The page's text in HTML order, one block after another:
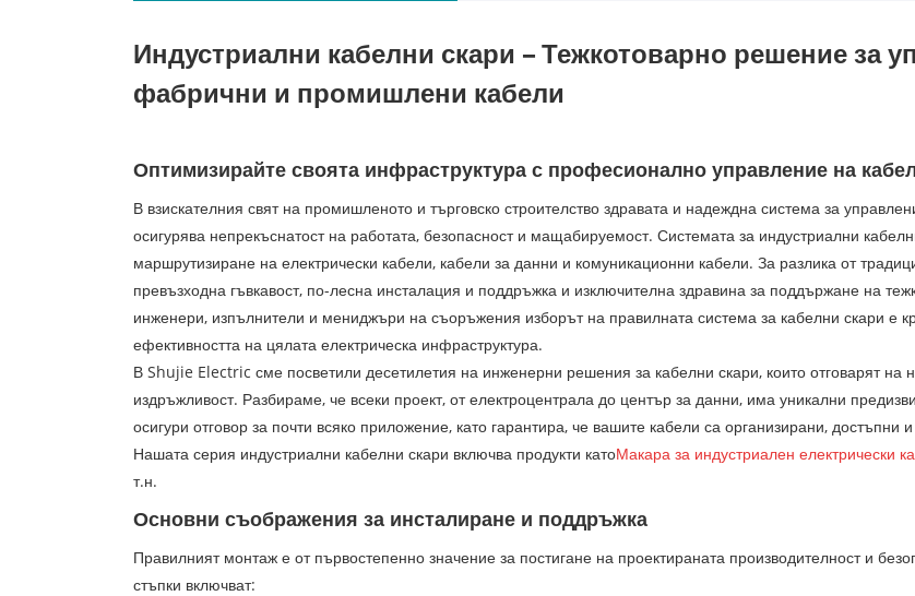
Индустриални кабелни скари – Тежкотоварно решение за
фабрични и промишлени кабели
Оптимизирайте своята инфраструктура с професионално управление на
В взискателния свят на промишленото и търговско строителство здравата и надеждна система за
осигурява непрекъснатост на работата, безопасност и мащабируемост. Системата за индустриални
маршрутизиране на електрически кабели, кабели за данни и комуникационни кабели. За разлика от
превъзходна гъвкавост, по-лесна инсталация и поддръжка и изключителна здравина за поддържане на
инженери, изпълнители и мениджъри на съоръжения изборът на правилната система за кабелни скари е
ефективността на цялата електрическа инфраструктура.
В Shujie Electric сме посветили десетилетия на инженерни решения за кабелни скари, които отговарят на
издръжливост. Разбираме, че всеки проект, от електроцентрала до център за данни, има уникални
осигури отговор за почти всяко приложение, като гарантира, че вашите кабели са организирани, достъпни
Нашата серия индустриални кабелни скари включва продукти катоМакара за индустриален електрически
т.н.
Основни съображения за инсталиране и поддръжка
Правилният монтаж е от първостепенно значение за постигане на проектираната производителност и
стъпки включват: